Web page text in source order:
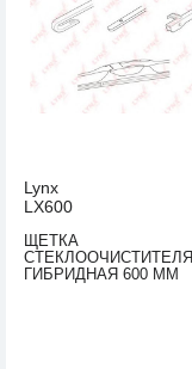
Lynx
LX600
ЩЕТКА
СТЕКЛООЧИСТИТЕЛЯ
ГИБРИДНАЯ 600 ММ